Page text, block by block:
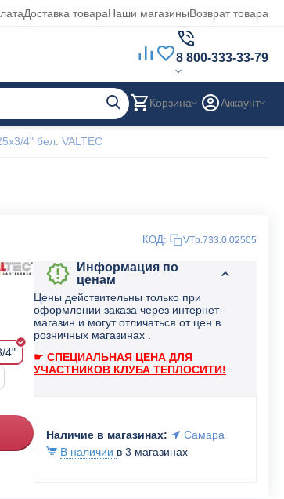
Доставка товараНаши магазиныВозврат товара
8 800-333-33-79
Корзина Аккаунт
4" бел. VALTEC
КОД: VTp.733.0.02505
4"
Информация по
ценам
Цены действительны только при
оформлении заказа через интернет-
магазин и могут отличаться от цен в
розничных магазинах .
☛ СПЕЦИАЛЬНАЯ ЦЕНА ДЛЯ
УЧАСТНИКОВ КЛУБА ТЕПЛОСИТИ!
Наличие в магазинах:
Самара
В наличии в 3 магазинах